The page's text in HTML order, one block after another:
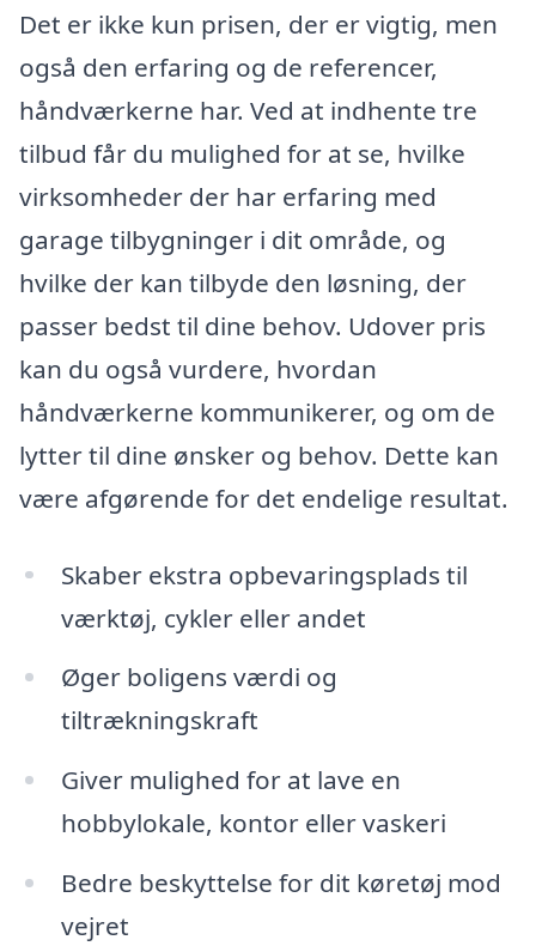
Det er ikke kun prisen, der er vigtig, men
også den erfaring og de referencer,
håndværkerne har. Ved at indhente tre
tilbud får du mulighed for at se, hvilke
virksomheder der har erfaring med
garage tilbygninger i dit område, og
hvilke der kan tilbyde den løsning, der
passer bedst til dine behov. Udover pris
kan du også vurdere, hvordan
håndværkerne kommunikerer, og om de
lytter til dine ønsker og behov. Dette kan
være afgørende for det endelige resultat.
Skaber ekstra opbevaringsplads til
værktøj, cykler eller andet
Øger boligens værdi og
tiltrækningskraft
Giver mulighed for at lave en
hobbylokale, kontor eller vaskeri
Bedre beskyttelse for dit køretøj mod
vejret